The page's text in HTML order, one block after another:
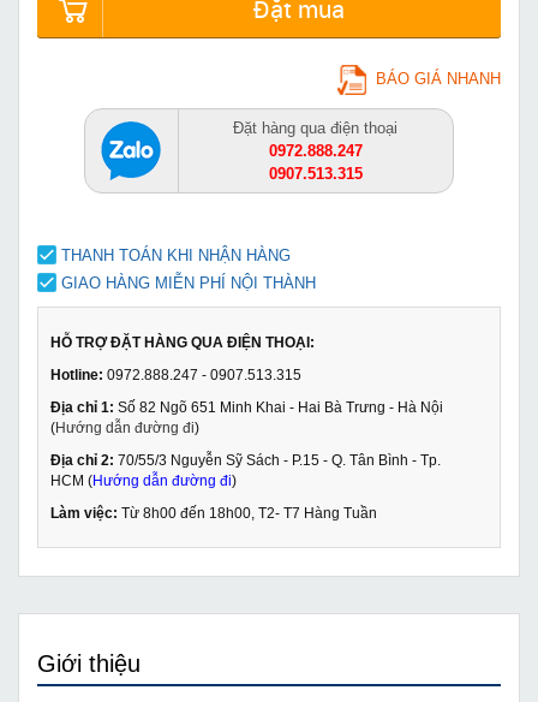
Đặt mua
BÁO GIÁ NHANH
Đặt hàng qua điện thoại
0972.888.247
0907.513.315
THANH TOÁN KHI NHẬN HÀNG
GIAO HÀNG MIỄN PHÍ NỘI THÀNH
HỖ TRỢ ĐẶT HÀNG QUA ĐIỆN THOẠI:
Hotline: 0972.888.247 - 0907.513.315
Địa chỉ 1: Số 82 Ngõ 651 Minh Khai - Hai Bà Trưng - Hà Nội
(Hướng dẫn đường đi)
Địa chỉ 2: 70/55/3 Nguyễn Sỹ Sách - P.15 - Q. Tân Bình - Tp.
HCM (Hướng dẫn đường đi)
Làm việc: Từ 8h00 đến 18h00, T2- T7 Hàng Tuần
Giới thiệu